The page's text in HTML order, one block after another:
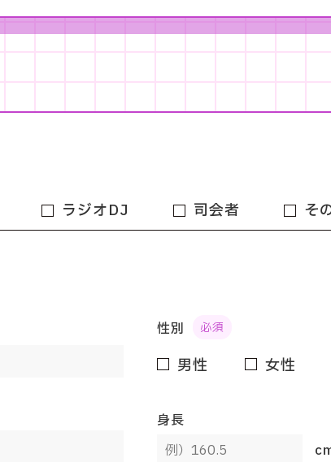
ラジオDJ 司会者 そ
性別
男性 女性
身長